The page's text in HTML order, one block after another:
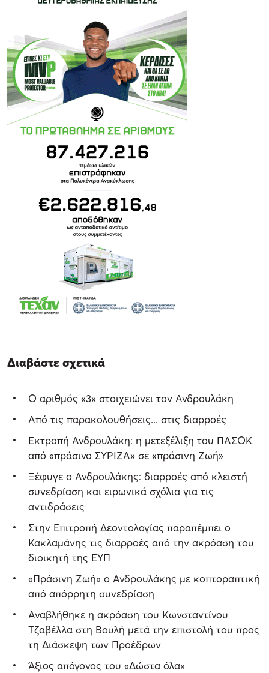
Διαβάστε σχετικά
Ο αριθμός «3» στοιχειώνει τον Ανδρουλάκη
Από τις παρακολουθήσεις... στις διαρροές
Εκτροπή Ανδρουλάκη: η μετεξέλιξη του ΠΑΣΟΚ
από «πράσινο ΣΥΡΙΖΑ» σε «πράσινη Ζωή»
Ξέφυγε ο Ανδρουλάκης: διαρροές από κλειστή
συνεδρίαση και ειρωνικά σχόλια για τις
αντιδράσεις
Στην Επιτροπή Δεοντολογίας παραπέμπει ο
Κακλαμάνης τις διαρροές από την ακρόαση του
διοικητή της ΕΥΠ
«Πράσινη Ζωή» ο Ανδρουλάκης με κοπτοραπτική
από απόρρητη συνεδρίαση
Αναβλήθηκε η ακρόαση του Κωνσταντίνου
Τζαβέλλα στη Βουλή μετά την επιστολή του προς
τη Διάσκεψη των Προέδρων
Άξιος απόγονος του «Δώστα όλα»